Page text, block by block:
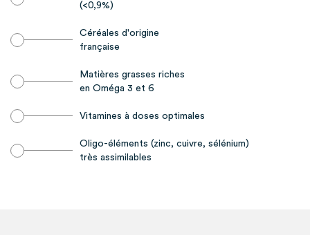
(<0,9%)
Céréales d'origine
française
Matières grasses riches
en Oméga 3 et 6
Vitamines à doses optimales
Oligo-éléments (zinc, cuivre, sélénium)
très assimilables